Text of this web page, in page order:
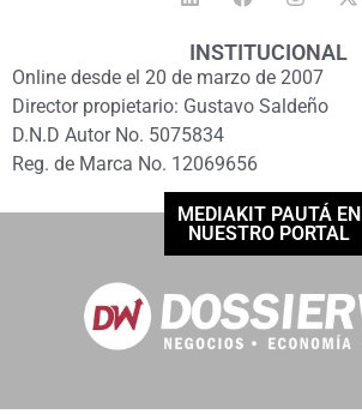
INSTITUCIONAL
Online desde el 20 de marzo de 2007
Director propietario: Gustavo Saldeño
D.N.D Autor No. 5075834
Reg. de Marca No. 12069656
MEDIAKIT PAUTÁ EN
NUESTRO PORTAL